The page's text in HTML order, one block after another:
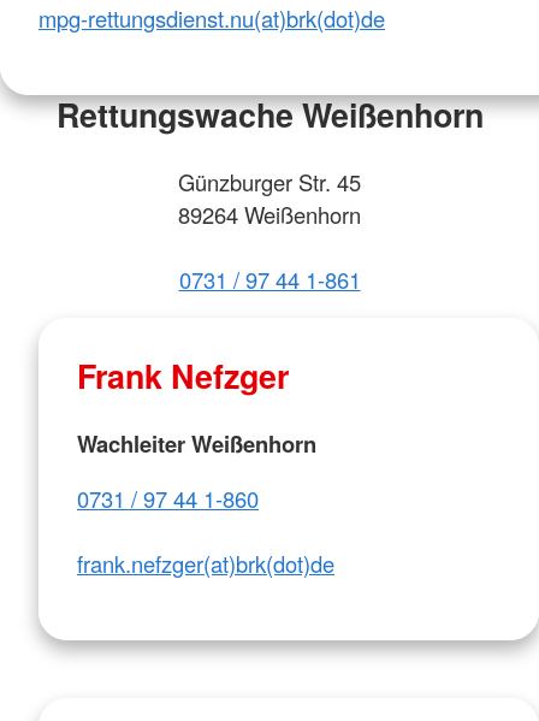
mpg-rettungsdienst.nu(at)brk(dot)de
Rettungswache Weißenhorn
Günzburger Str. 45
89264 Weißenhorn
0731 / 97 44 1-861
Frank Nefzger
Wachleiter Weißenhorn
0731 / 97 44 1-860
frank.nefzger(at)brk(dot)de